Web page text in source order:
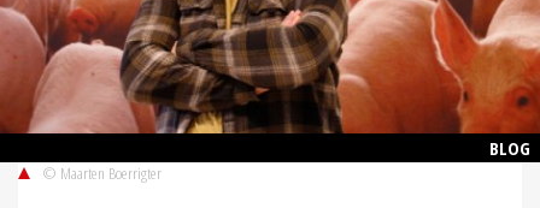
BLOG
© Maarten Boerrigter